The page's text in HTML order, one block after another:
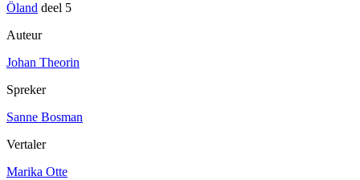
Öland deel 5
Auteur
Johan Theorin
Spreker
Sanne Bosman
Vertaler
Marika Otte